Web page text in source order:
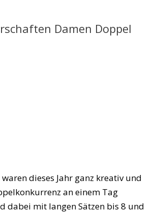
Damen Doppel
dieses Jahr ganz kreativ und
an einem Tag
dabei mit langen Sätzen bis 8 und